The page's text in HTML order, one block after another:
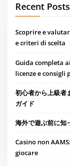
Recent Posts
Scoprire e
e criteri di scelta
Guida completa
licenze e consigli
初心者から上級者
ガイド
海外で遊ぶ前に知
Casino non
giocare